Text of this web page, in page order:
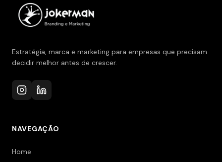
Estratégia, marca e marketing para empresas que precisam
decidir melhor antes de crescer.
NAVEGAÇÃO
Home